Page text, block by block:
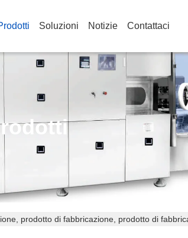
Soluzioni Notizie Contattaci
prodotto di fabbricazione, prodotto di